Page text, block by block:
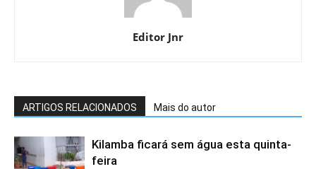
Editor Jnr
ARTIGOS RELACIONADOS Mais do autor
Kilamba ficará sem água esta quinta-
feira